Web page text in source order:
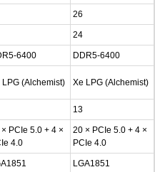
26
24
6400 DDR5-6400
LPG (Alchemist) Xe LPG (Alchemist)
13
PCIe 5.0 + 4 ×
4.0
20 × PCIe 5.0 + 4 ×
PCIe 4.0
LGA1851